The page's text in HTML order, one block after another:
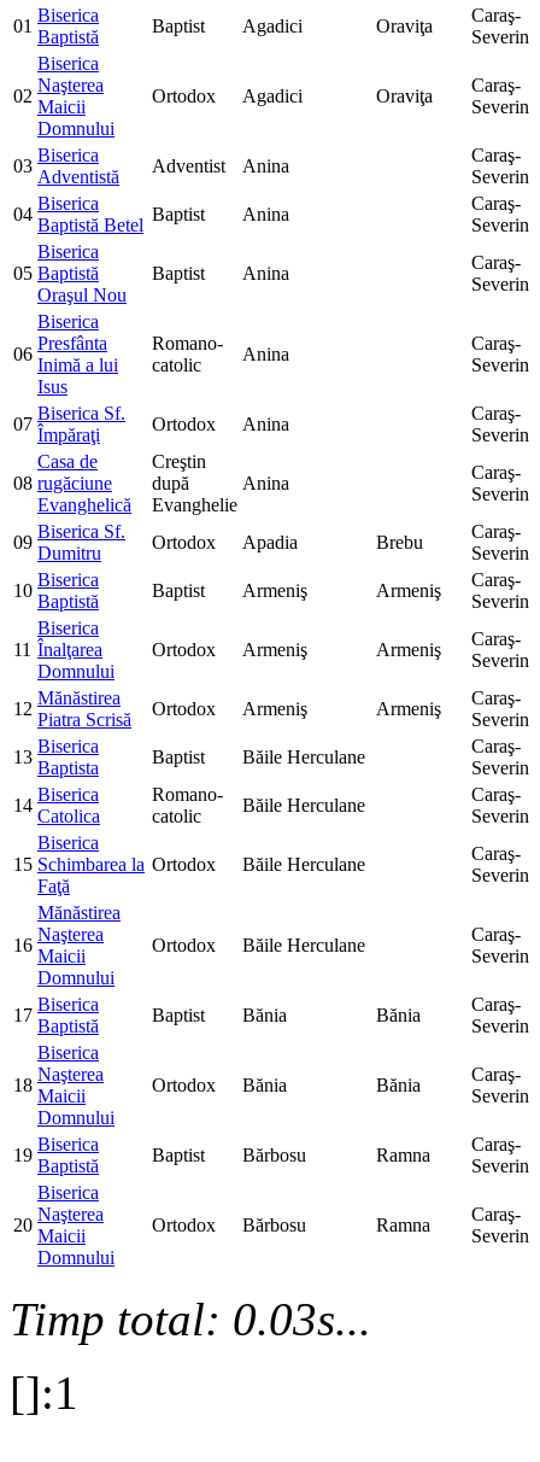
01
Biserica
Baptistă
Baptist Agadici Oraviţa
Caraş-
Severin
02
Biserica
Naşterea
Maicii
Domnului
Ortodox Agadici Oraviţa
Caraş-
Severin
03
Biserica
Adventistă
Adventist Anina
Caraş-
Severin
04
Biserica
Baptistă Betel
Baptist Anina
Caraş-
Severin
05
Biserica
Baptistă
Oraşul Nou
Baptist Anina
Caraş-
Severin
06
Biserica
Presfânta
Inimă a lui
Isus
Romano-
catolic
Anina
Caraş-
Severin
07
Biserica Sf.
Împăraţi
Ortodox Anina
Caraş-
Severin
08
Casa de
rugăciune
Evanghelică
Creştin
după
Evanghelie
Anina
Caraş-
Severin
09
Biserica Sf.
Dumitru
Ortodox Apadia Brebu
Caraş-
Severin
10
Biserica
Baptistă
Baptist Armeniş Armeniş
Caraş-
Severin
11
Biserica
Înalţarea
Domnului
Ortodox Armeniş Armeniş
Caraş-
Severin
12
Mănăstirea
Piatra Scrisă
Ortodox Armeniş Armeniş
Caraş-
Severin
13
Biserica
Baptista
Baptist Băile Herculane
Caraş-
Severin
14
Biserica
Catolica
Romano-
catolic
Băile Herculane
Caraş-
Severin
15
Biserica
Schimbarea la
Faţă
Ortodox Băile Herculane
Caraş-
Severin
16
Mănăstirea
Naşterea
Maicii
Domnului
Ortodox Băile Herculane
Caraş-
Severin
17
Biserica
Baptistă
Baptist Bănia Bănia
Caraş-
Severin
18
Biserica
Naşterea
Maicii
Domnului
Ortodox Bănia Bănia
Caraş-
Severin
19
Biserica
Baptistă
Baptist Bărbosu Ramna
Caraş-
Severin
20
Biserica
Naşterea
Maicii
Domnului
Ortodox Bărbosu Ramna
Caraş-
Severin
Timp total: 0.03s...
[]:1